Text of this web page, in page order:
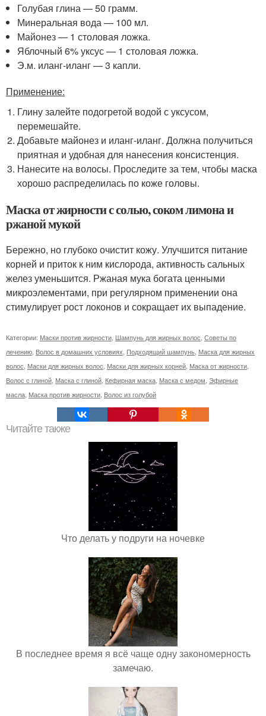
Голубая глина — 50 грамм.
Минеральная вода — 100 мл.
Майонез — 1 столовая ложка.
Яблочный 6% уксус — 1 столовая ложка.
Э.м. иланг-иланг — 3 капли.
Применение:
Глину залейте подогретой водой с уксусом,
перемешайте.
Добавьте майонез и иланг-иланг. Должна получиться
приятная и удобная для нанесения консистенция.
Нанесите на волосы. Проследите за тем, чтобы маска
хорошо распределилась по коже головы.
Маска от жирности с солью, соком лимона и
ржаной мукой
Бережно, но глубоко очистит кожу. Улучшится питание
корней и приток к ним кислорода, активность сальных
желез уменьшится. Ржаная мука богата ценными
микроэлементами, при регулярном применении она
стимулирует рост локонов и сокращает их выпадение.
Категории: Маски против жирности Шампунь для жирных волос Советы по
лечению Волос в домашних условиях Подходящий шампунь Маска для жирных
волос Маски для жирных волос Маски для жирных корней Маска от жирности
Волос с глиной Маска с глиной Кефирная маска Маска с медом Эфирные
масла Маска против жирности Волос из голубой
Читайте также
Что делать у подруги на ночевке
В последнее время я всё чаще одну закономерность
замечаю.